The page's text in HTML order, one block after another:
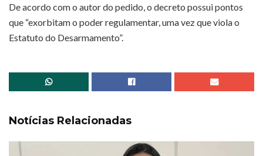
De acordo com o autor do pedido, o decreto possui pontos
que “exorbitam o poder regulamentar, uma vez que viola o
Estatuto do Desarmamento”.
Notícias Relacionadas